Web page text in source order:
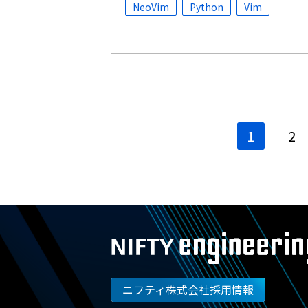
NeoVim Python Vim
ョ
1 2
ニフティ株式会社採用情報